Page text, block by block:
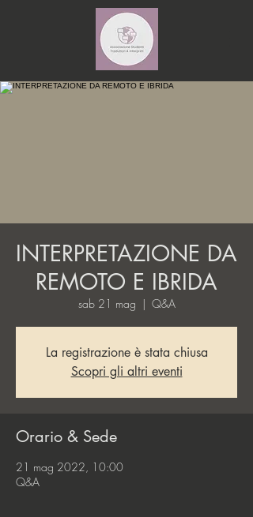
INTERPRETAZIONE DA
REMOTO E IBRIDA
sab 21 mag
  |
Q&A
La registrazione è stata chiusa
Scopri gli altri eventi
Orario & Sede
21 mag 2022, 10:00
Q&A